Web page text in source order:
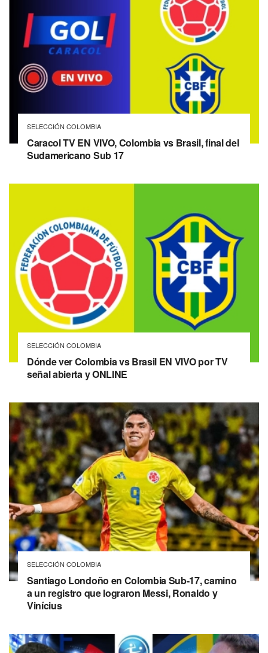
SELECCIÓN COLOMBIA
Caracol TV EN VIVO, Colombia vs Brasil, final del
Sudamericano Sub 17
SELECCIÓN COLOMBIA
Dónde ver Colombia vs Brasil EN VIVO por TV
señal abierta y ONLINE
SELECCIÓN COLOMBIA
Santiago Londoño en Colombia Sub-17, camino
a un registro que lograron Messi, Ronaldo y
Vinícius